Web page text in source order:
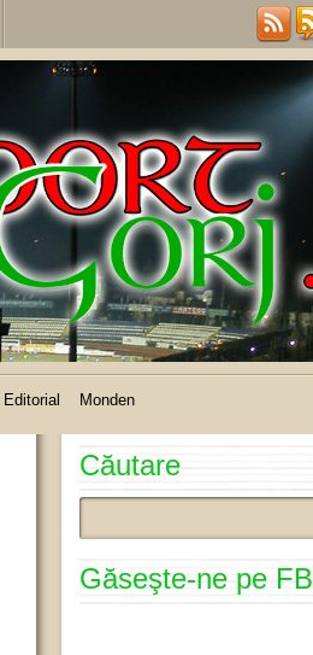
Editorial Monden
Căutare
Găseşte-ne pe FB